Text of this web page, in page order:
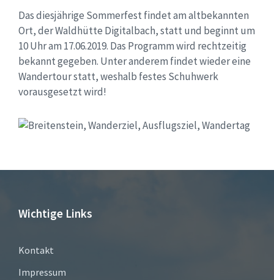
Das diesjährige Sommerfest findet am altbekannten
Ort, der Waldhütte Digitalbach, statt und beginnt um
10 Uhr am 17.06.2019. Das Programm wird rechtzeitig
bekannt gegeben. Unter anderem findet wieder eine
Wandertour statt, weshalb festes Schuhwerk
vorausgesetzt wird!
Wichtige Links
Kontakt
Impressum